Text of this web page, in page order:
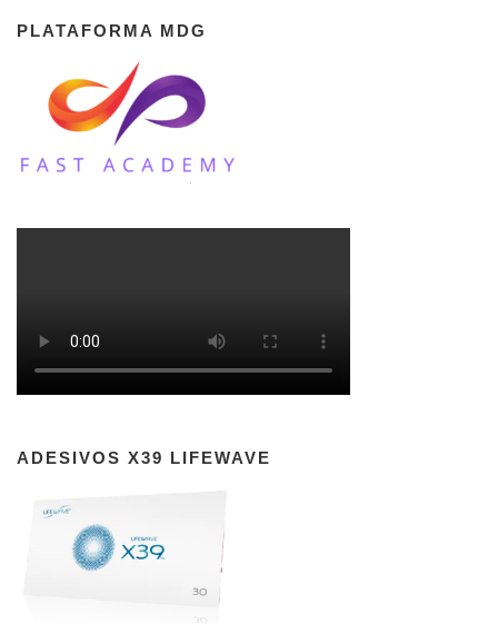
PLATAFORMA MDG
ADESIVOS X39 LIFEWAVE